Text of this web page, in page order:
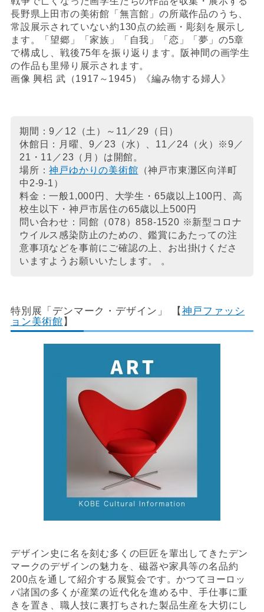
長野県上田市の美術館「無言館」の所蔵作品のうち、
常設展示されていない約130点の絵画・彫刻を展示し
ます。「望郷」「家族」「自我」「恋」「夢」の5章
で構成し、戦後75年を振り返ります。阪神間の画学生
の作品も里帰り展示されます。
画像 興梠 武（1917～1945）《編み物する婦人》
期間：9／12（土）～11／29（日）
休館日：月曜、9／23（水）、11／24（火）※9／
21・11／23（月）は開館。
場所：神戸ゆかりの美術館 （神戸市東灘区向洋町
中2-9-1）
料金：一般1,000円、大学生・65歳以上100円、高
校生以下・神戸市居住の65歳以上500円
問い合わせ：同館（078）858-1520 ※新型コロナ
ウイルス感染防止のための、鑑賞にあたっての注
意事項などを事前にご確認の上、お出掛けくださ
いますようお願いいたします。 。
特別展「デンマーク・デザイン」 【 神戸ファッシ
ョン美術館 】
デザイン史に名を刻む多くの巨匠を輩出してきたデン
マークのデザインの魅力を、磁器や家具等の名品約
200点を通して紹介する展覧会です。かつてヨーロッ
パ諸国の多くが産業の近代化を進める中、手仕事に重
きを置き、職人技に裏打ちされた製品生産を大切にし